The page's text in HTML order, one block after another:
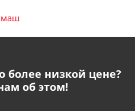
более низкой цене?
об этом!